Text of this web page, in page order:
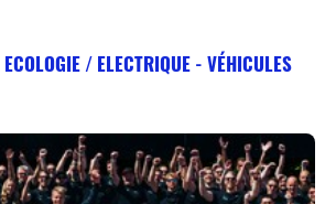
/ ELECTRIQUE - VÉHICULES